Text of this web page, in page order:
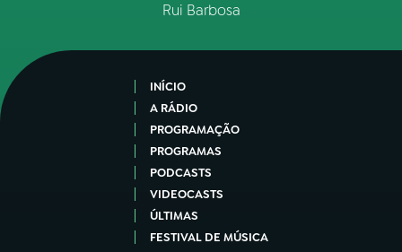
Rui Barbosa
INÍCIO
A RÁDIO
PROGRAMAÇÃO
PROGRAMAS
PODCASTS
VIDEOCASTS
ÚLTIMAS
FESTIVAL DE MÚSICA